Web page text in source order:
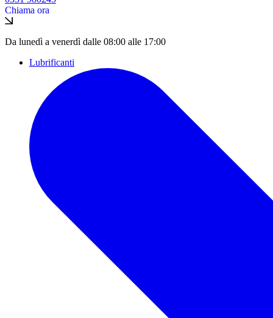
Chiama ora
Da lunedì a venerdì dalle 08:00 alle 17:00
Lubrificanti